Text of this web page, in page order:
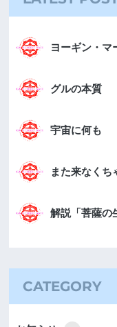
ヨーギン・マ
グルの本質
宇宙に何も
また来なくち
解説「菩薩の
CATEGORY